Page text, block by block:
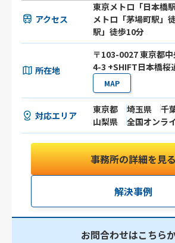
アクセス
東京メトロ「日本橋
メトロ「茅場町駅」
駅」徒歩10分
所在地
〒103-0027 東京都
4-3 +SHIFT日本橋桜
MAP
対応エリア
東京都 埼玉県 千
山梨県
全国オンラ
事務所の詳細を見
解決事例
お問合わせはこちら